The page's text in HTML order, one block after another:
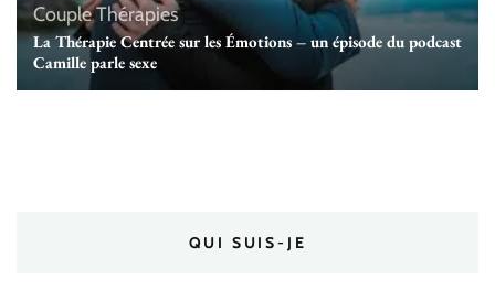
CoupleThérapies
La Thérapie Centrée sur les Émotions – un épisode du podcast
Camille parle sexe
QUI SUIS-JE